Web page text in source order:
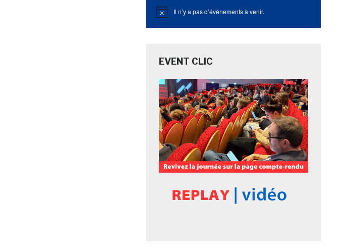
Notice Il n’y a pas d’évènements à venir.
EVENT CLIC